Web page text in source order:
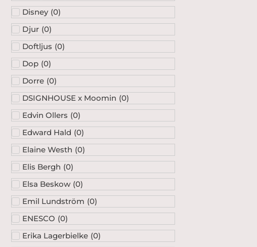
Disney (0)
Djur (0)
Doftljus (0)
Dop (0)
Dorre (0)
DSIGNHOUSE x Moomin (0)
Edvin Ollers (0)
Edward Hald (0)
Elaine Westh (0)
Elis Bergh (0)
Elsa Beskow (0)
Emil Lundström (0)
ENESCO (0)
Erika Lagerbielke (0)